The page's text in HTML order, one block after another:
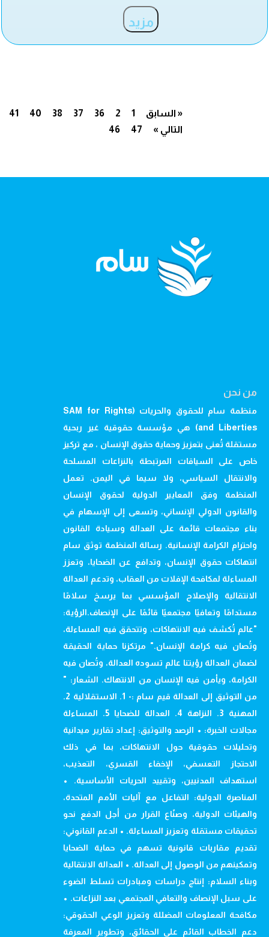
مزيد
« السابق 1
2
36
37
38
40
41
46
47 التالي »
من نحن
منظمة سام للحقوق والحريات (SAM for Rights
and Liberties) هي مؤسسة حقوقية غير ربحية
مستقلة تُعنى بتعزيز وحماية حقوق الإنسان ، مع تركيز
خاص على السياقات المرتبطة بالنزاعات المسلحة
والانتقال السياسي، ولا سيما في اليمن. تعمل
المنظمة وفق المعايير الدولية لحقوق الإنسان
والقانون الدولي الإنساني، وتسعى إلى الإسهام في
بناء مجتمعات قائمة على العدالة وسيادة القانون
واحترام الكرامة الإنسانية. رسالة المنظمة توثق سام
انتهاكات حقوق الإنسان، وتدافع عن الضحايا، وتعزز
المساءلة لمكافحة الإفلات من العقاب، وتدعم العدالة
الانتقالية والإصلاح المؤسسي بما يرسخ سلامًا
مستدامًا وتعافيًا مجتمعيًا قائمًا على الإنصاف.الرؤية:
"عالم تُكشف فيه الانتهاكات، وتتحقق فيه المساءلة،
وتُصان فيه كرامة الإنسان." مرتكزنا حماية الحقيقة
لضمان العدالة رؤيتنا عالم تسوده العدالة، وتُصان فيه
الكرامة، ويأمن فيه الإنسان من الانتهاك. الشعار: "
من التوثيق إلى العدالة قيم سام :- 1. الاستقلالية 2.
المهنية 3. النزاهة 4. العدالة للضحايا 5. المساءلة
مجالات الخبرة: • الرصد والتوثيق: إعداد تقارير ميدانية
وتحليلات حقوقية حول الانتهاكات، بما في ذلك
الاحتجاز التعسفي، الإخفاء القسري، التعذيب،
استهداف المدنيين، وتقييد الحريات الأساسية. •
المناصرة الدولية: التفاعل مع آليات الأمم المتحدة،
والهيئات الدولية، وصنّاع القرار من أجل الدفع نحو
تحقيقات مستقلة وتعزيز المساءلة. • الدعم القانوني:
تقديم مقاربات قانونية تسهم في حماية الضحايا
وتمكينهم من الوصول إلى العدالة. • العدالة الانتقالية
وبناء السلام: إنتاج دراسات ومبادرات تسلط الضوء
على سبل الإنصاف والتعافي المجتمعي بعد النزاعات. •
مكافحة المعلومات المضللة وتعزيز الوعي الحقوقي:
دعم الخطاب القائم على الحقائق، وتطوير المعرفة